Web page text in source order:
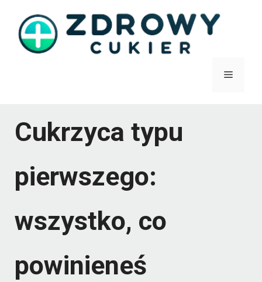
treści
Menu
Cukrzyca typu
pierwszego:
wszystko, co
powinieneś